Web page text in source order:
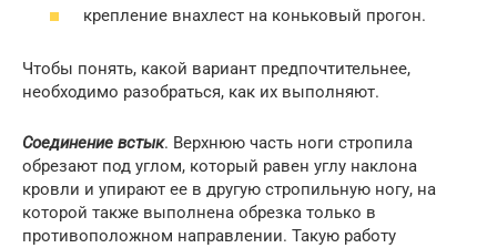
крепление внахлест на коньковый прогон.
Чтобы понять, какой вариант предпочтительнее,
необходимо разобраться, как их выполняют.
Соединение встык. Верхнюю часть ноги стропила
обрезают под углом, который равен углу наклона
кровли и упирают ее в другую стропильную ногу, на
которой также выполнена обрезка только в
противоположном направлении. Такую работу